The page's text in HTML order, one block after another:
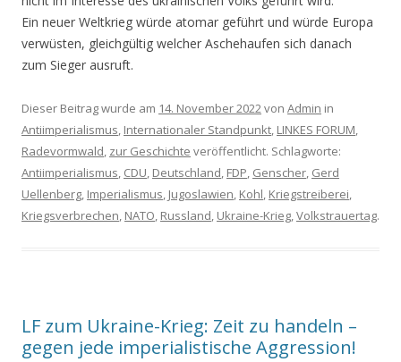
Ein neuer Weltkrieg würde atomar geführt und würde Europa
verwüsten, gleichgültig welcher Aschehaufen sich danach
zum Sieger ausruft.
Dieser Beitrag wurde am 14. November 2022von Admin in
Antiimperialismus, Internationaler Standpunkt, LINKES FORUM,
Radevormwald, zur Geschichte veröffentlicht. Schlagworte:
Antiimperialismus, CDU, Deutschland, FDP, Genscher, Gerd
Uellenberg, Imperialismus, Jugoslawien, Kohl, Kriegstreiberei,
Kriegsverbrechen, NATO, Russland, Ukraine-Krieg,Volkstrauertag.
LF zum Ukraine-Krieg: Zeit zu handeln –
gegen jede imperialistische Aggression!